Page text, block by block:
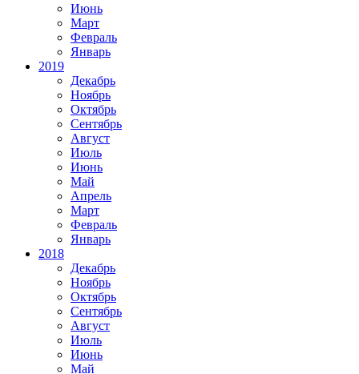
Июнь
Март
Февраль
Январь
2019
Декабрь
Ноябрь
Октябрь
Сентябрь
Август
Июль
Июнь
Май
Апрель
Март
Февраль
Январь
2018
Декабрь
Ноябрь
Октябрь
Сентябрь
Август
Июль
Июнь
Май